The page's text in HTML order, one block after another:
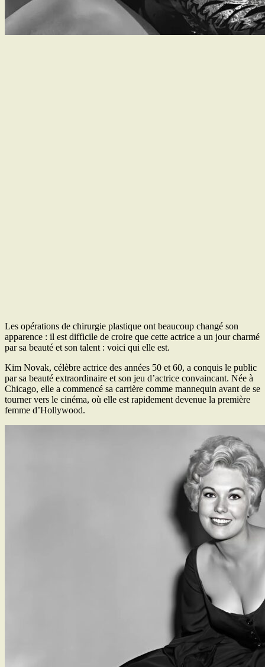
Les opérations de chirurgie plastique ont beaucoup changé son
apparence : il est difficile de croire que cette actrice a un jour charmé
par sa beauté et son talent : voici qui elle est.
Kim Novak, célèbre actrice des années 50 et 60, a conquis le public
par sa beauté extraordinaire et son jeu d’actrice convaincant. Née à
Chicago, elle a commencé sa carrière comme mannequin avant de se
tourner vers le cinéma, où elle est rapidement devenue la première
femme d’Hollywood.